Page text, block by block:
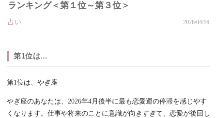
ランキング＜第１位～第３位＞
占い 2026/04/16
第1位は…
第1位は、やぎ座
やぎ座のあなたは、2026年4月後半に最も恋愛運の停滞を感じやす
くなります。仕事や将来のことに意識が向きすぎて、恋愛が後回し